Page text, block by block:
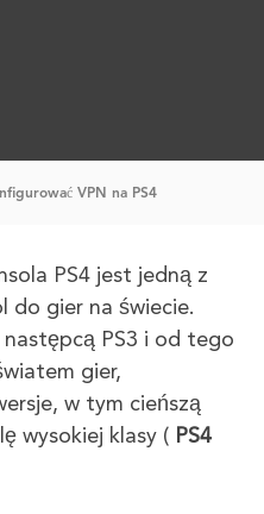
VPN na PS4
PS4 jest jedną z
do gier na świecie.
PS3 i od tego
gier,
w tym cieńszą
wysokiej klasy ( PS4